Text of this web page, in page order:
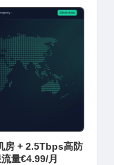
房 + 2.5Tbps高防
量€4.99/月